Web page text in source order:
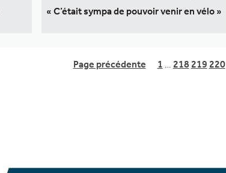
« C’était sympa de pouvoir venir en vélo »
Page précédente 1 … 218 219 220